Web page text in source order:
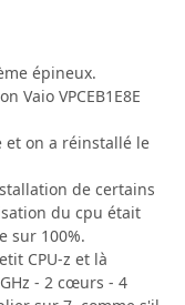
épineux.
Vaio VPCEB1E8E
et on a réinstallé le
de certains
du cpu était
sur 100%.
CPU-z et là
- 2 cœurs - 4